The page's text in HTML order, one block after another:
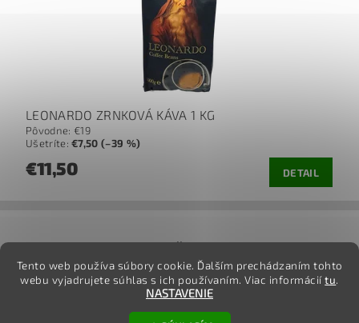
LEONARDO ZRNKOVÁ KÁVA 1 KG
Pôvodne: €19
Ušetríte:€7,50 (–39 %)
€11,50 DETAIL
jj
Tento web používa súbory cookie. Ďalším prechádzaním tohto
webu vyjadrujete súhlas s ich používaním. Viac informáciítu.
NASTAVENIE